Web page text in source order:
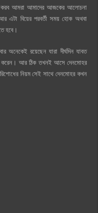
আইডিয়া
করব আমরা আমাদের আজকের আলোচনা
এটা বিয়ের পরবর্তী সময় হোক অথবা
হবে।
অনেকেই রয়েছেন যারা দীর্ঘদিন যাবত
করেন। আর ঠিক তখনই আসে দেনমোহর
নিয়ম সেই সাথে দেনমোহর কখন